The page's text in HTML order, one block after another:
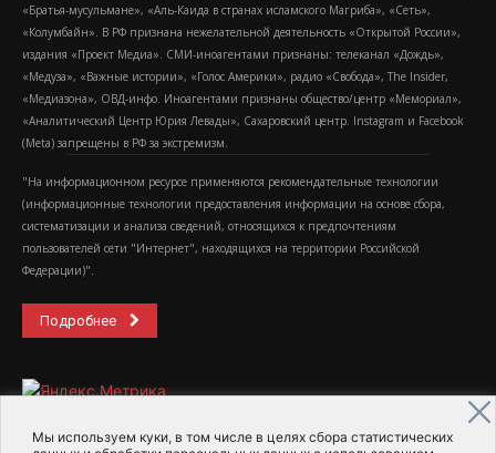
Мы используем куки, в том числе в целях сбора статистических
«Братья-мусульмане», «Аль-Каида в странах исламского Магриба», «Сеть»,
«Колумбайн». В РФ признана нежелательной деятельность «Открытой России»,
издания «Проект Медиа». СМИ-иноагентами признаны: телеканал «Дождь»,
«Медуза», «Важные истории», «Голос Америки», радио «Свобода», The Insider,
«Медиазона», ОВД-инфо. Иноагентами признаны общество/центр «Мемориал»,
«Аналитический Центр Юрия Левады», Сахаровский центр. Instagram и Facebook
(Metа) запрещены в РФ за экстремизм.
"На информационном ресурсе применяются рекомендательные технологии
(информационные технологии предоставления информации на основе сбора,
систематизации и анализа сведений, относящихся к предпочтениям
пользователей сети "Интернет", находящихся на территории Российской
Федерации)".
Подробнее